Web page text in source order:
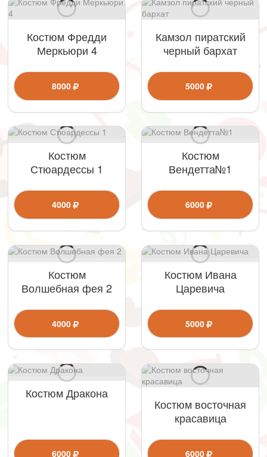
Костюм Фредди
Меркьюри 4
8000
Камзол пиратский
черный бархат
5000
Костюм
Стюардессы 1
4000
Костюм
Вендетта№1
6000
Костюм
Волшебная фея 2
4000
Костюм Ивана
Царевича
5000
Костюм Дракона
6000
Костюм восточная
красавица
6000